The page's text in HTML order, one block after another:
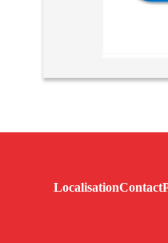
LocalisationContact